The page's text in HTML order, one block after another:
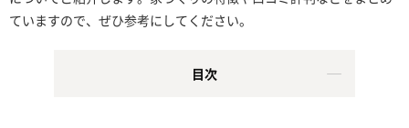
ていますので、ぜひ参考にしてください。
目次